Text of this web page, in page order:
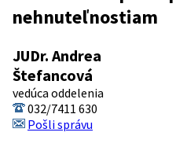
nehnuteľnostiam
JUDr. Andrea
Štefancová
vedúca oddelenia
032/7411 630
Pošli správu